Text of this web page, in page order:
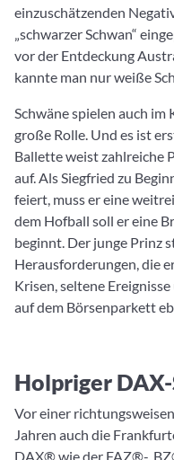
einzuschätzenden
„schwarzer Schwan“
vor der Entdeckung
kannte man nur weiße
Schwäne spielen auch im
große Rolle. Und es ist
Ballette weist zahlreiche
auf. Als Siegfried zu
feiert, muss er eine
dem Hofball soll er eine
beginnt. Der junge Prinz
Herausforderungen, die
Krisen, seltene
auf dem Börsenparkett
Holpriger
Vor einer
Jahren auch die
DAX® wie der FAZ®-,